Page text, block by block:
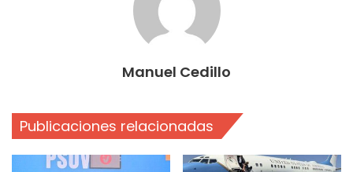
Manuel Cedillo
Publicaciones relacionadas